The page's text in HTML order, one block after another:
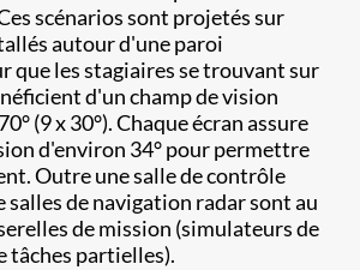
scénarios sont projetés sur
autour d'une paroi
que les stagiaires se trouvant sur
d'un champ de vision
(9 x 30°). Chaque écran assure
d'environ 34° pour permettre
Outre une salle de contrôle
de navigation radar sont au
de mission (simulateurs de
tâches partielles).